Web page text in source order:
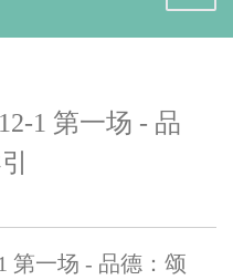
1 第一场 - 品
第一场 - 品德：颂